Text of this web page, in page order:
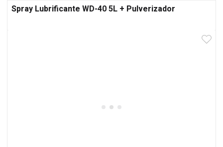
Spray Lubrificante WD-40 5L + Pulverizador